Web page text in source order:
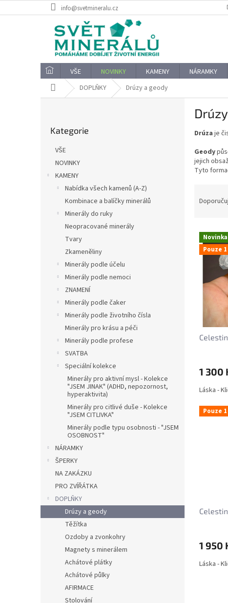
na
info@svetmineralu.cz
VŠE NOVINKY KAMENY NÁRAMKY
Domů DOPLŇKY Drúzy a geody
kategorie
Kategorie
VŠE
NOVINKY
KAMENY
Nabídka všech kamenů (A-Z)
Kombinace a balíčky minerálů
Minerály do ruky
Neopracované minerály
Tvary
Zkameněliny
Minerály podle účelu
Minerály podle nemoci
ZNAMENÍ
Minerály podle čaker
Minerály podle životního čísla
Minerály pro krásu a péči
Minerály podle profese
SVATBA
Speciální kolekce
Minerály pro aktivní mysl - Kolekce
"JSEM JINAK" (ADHD, nepozornost,
hyperaktivita)
Minerály pro citlivé duše - Kolekce
"JSEM CITLIVKA"
Minerály podle typu osobnosti - "JSEM
OSOBNOST"
NÁRAMKY
ŠPERKY
NA ZAKÁZKU
PRO ZVÍŘÁTKA
DOPLŇKY
Drúzy a geody
Těžítka
Ozdoby a zvonkohry
Magnety s minerálem
Achátové plátky
Achátové půlky
AFIRMACE
Stolování
Drúza je
Geody
jejich
Tyto
n
p
V
p
Novinka
Pouze
1 300
Láska -
Pouze
1 950
Láska -